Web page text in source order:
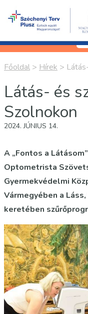
Főoldal > Hírek >
Látás- és
Szolnokon
2024. JÚNIUS 14.
A „Fontos a
Optometrista
Gyermekvédelmi
Vármegyében a
keretében